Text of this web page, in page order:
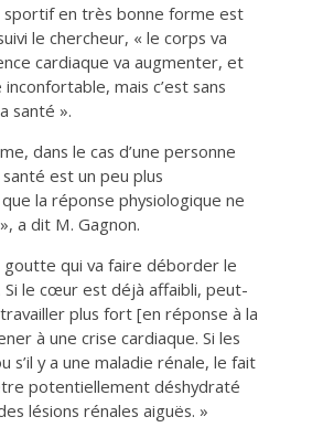
sportif en très bonne forme est
le chercheur, « le corps va
cardiaque va augmenter, et
mais c’est sans
santé ».
dans le cas d’une personne
est un peu plus
la réponse physiologique ne
a dit M. Gagnon.
goutte qui va faire déborder le
Si le cœur est déjà affaibli, peut-
plus fort [en réponse à la
à une crise cardiaque. Si les
s’il y a une maladie rénale, le fait
potentiellement déshydraté
lésions rénales aiguës. »